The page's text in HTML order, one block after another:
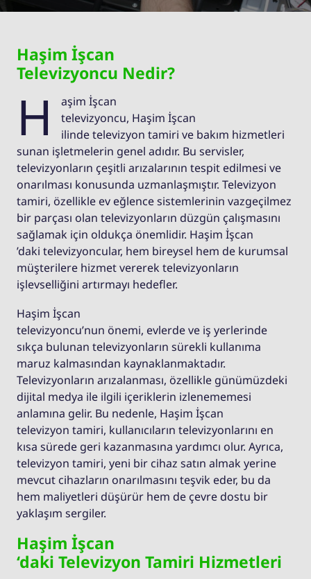
Haşim İşcan
Televizyoncu Nedir?
H
aşim İşcan
televizyoncu, Haşim İşcan
ilinde televizyon tamiri ve bakım hizmetleri
sunan işletmelerin genel adıdır. Bu servisler,
televizyonların çeşitli arızalarının tespit edilmesi ve
onarılması konusunda uzmanlaşmıştır. Televizyon
tamiri, özellikle ev eğlence sistemlerinin vazgeçilmez
bir parçası olan televizyonların düzgün çalışmasını
sağlamak için oldukça önemlidir. Haşim İşcan
’daki televizyoncular, hem bireysel hem de kurumsal
müşterilere hizmet vererek televizyonların
işlevselliğini artırmayı hedefler.
Haşim İşcan
televizyoncu’nun önemi, evlerde ve iş yerlerinde
sıkça bulunan televizyonların sürekli kullanıma
maruz kalmasından kaynaklanmaktadır.
Televizyonların arızalanması, özellikle günümüzdeki
dijital medya ile ilgili içeriklerin izlenememesi
anlamına gelir. Bu nedenle, Haşim İşcan
televizyon tamiri, kullanıcıların televizyonlarını en
kısa sürede geri kazanmasına yardımcı olur. Ayrıca,
televizyon tamiri, yeni bir cihaz satın almak yerine
mevcut cihazların onarılmasını teşvik eder, bu da
hem maliyetleri düşürür hem de çevre dostu bir
yaklaşım sergiler.
Haşim İşcan
‘daki Televizyon Tamiri Hizmetleri